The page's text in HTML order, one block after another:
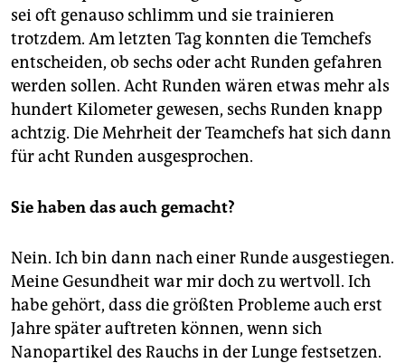
sei oft genauso schlimm und sie trainieren
trotzdem. Am letzten Tag konnten die Temchefs
entscheiden, ob sechs oder acht Runden gefahren
werden sollen. Acht Runden wären etwas mehr als
hundert Kilometer gewesen, sechs Runden knapp
achtzig. Die Mehrheit der Teamchefs hat sich dann
für acht Runden ausgesprochen.
Sie haben das auch gemacht?
Nein. Ich bin dann nach einer Runde ausgestiegen.
Meine Gesundheit war mir doch zu wertvoll. Ich
habe gehört, dass die größten Probleme auch erst
Jahre später auftreten können, wenn sich
Nanopartikel des Rauchs in der Lunge festsetzen.